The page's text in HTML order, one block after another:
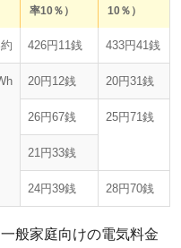
率10％）
10％）
426円11銭 433円41銭
20円12銭 20円31銭
26円67銭 25円71銭
21円33銭
24円39銭 28円70銭
般家庭向けの電気料金